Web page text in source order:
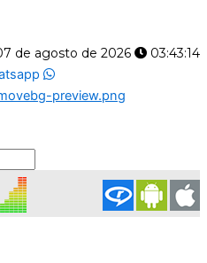
de agosto de 2026
03:43:14